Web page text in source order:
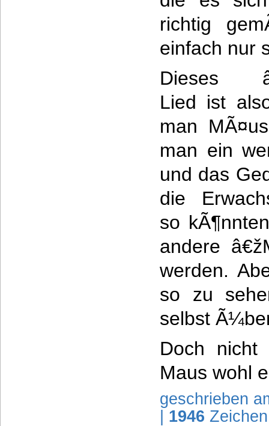
richtig
einfach nur
Dieses
Lied ist
man
man ein
und das
die
so
andere
werden.
so zu
selbst
Doch nicht
Maus wohl
geschrieben
1946 Zeichen